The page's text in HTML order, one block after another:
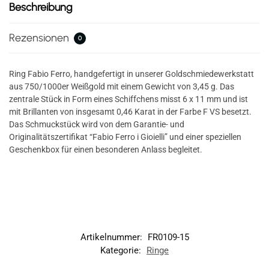
Beschreibung
Rezensionen 0
Ring Fabio Ferro, handgefertigt in unserer Goldschmiedewerkstatt
aus 750/1000er Weißgold mit einem Gewicht von 3,45 g. Das
zentrale Stück in Form eines Schiffchens misst 6 x 11 mm und ist
mit Brillanten von insgesamt 0,46 Karat in der Farbe F VS besetzt.
Das Schmuckstück wird von dem Garantie- und
Originalitätszertifikat “Fabio Ferro i Gioielli” und einer speziellen
Geschenkbox für einen besonderen Anlass begleitet.
Artikelnummer:
FR0109-15
Kategorie:
Ringe